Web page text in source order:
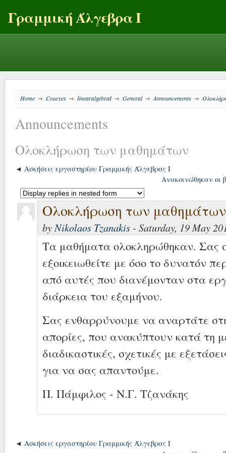
Γραμμική Άλγεβρα Ι
Home Courses linearalgebraI General Announcements
Announcements
Ολοκλήρωση των μαθημάτων
Ασκήσεις εργαστηρίου Γραμμικής Άλγεβρας Ι
Ανακοινώθηκαν οι
Ολοκλήρωση των μαθημάτων
by Nikolaos Tzanakis - Saturday, 19 May
Τα μαθήματα ολοκληρώθηκαν. Σας
εξοικειωθείτε με όσο το δυνατόν
από αυτές που διανέμονταν στα
διάρκεια του εξαμήνου.
Σας ενθαρρύνουμε να αναρτάτε
απορίες, που ανακύπτουν κατά τη
διαδικαστικές, σχετικές με
για να σας απαντούμε.
Π. Πάμφιλος - Ν.Γ. Τζανάκης
Ασκήσεις εργαστηρίου Γραμμικής Άλγεβρας Ι